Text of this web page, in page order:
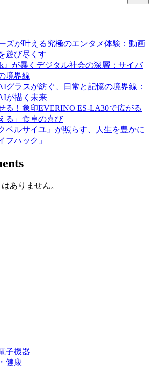
ズが叶える究極のエンタメ体験：動画
遊び尽くす
』が暴くデジタル社会の深層：サイバ
境界線
グラスが紡ぐ、日常と記憶の境界線：
が描く未来
る！象印EVERINO ES-LA30で広がる
る」食卓の喜び
ベルサイユ』が照らす、人生を豊かに
フハック」
ありません。
子機器
健康